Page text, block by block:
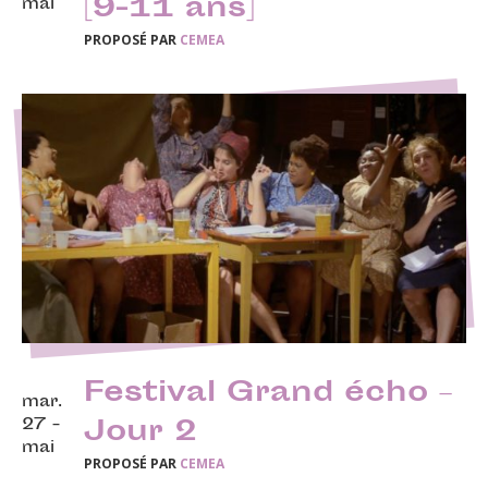
[9-11 ans]
PROPOSÉ PAR CEMEA
mar.
27 -
mai
Festival Grand écho –
Jour 2
PROPOSÉ PAR CEMEA